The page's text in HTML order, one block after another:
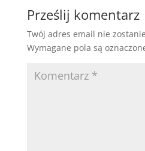
Prześlij komentarz
Twój adres email nie
Wymagane pola są